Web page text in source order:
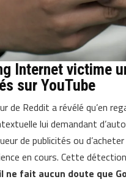
Internet victime
sur YouTube
de Reddit a révélé qu’en
lui demandant
de publicités ou
en cours. Cette
ne fait aucun doute que